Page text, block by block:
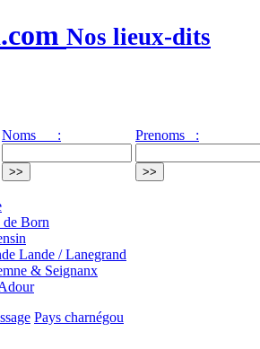
Nos lieux-dits
Noms : Prenoms :
de Born
Lande / Lanegrand
& Seignanx
Pays charnégou